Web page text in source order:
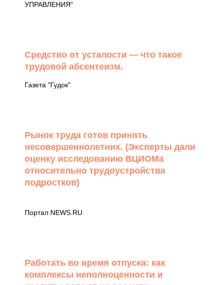
УПРАВЛЕНИЯ"
Средство от усталости — что такое
трудовой абсентеизм.
Газета "Гудок"
Рынок труда готов принять
несовершеннолетних. (Эксперты дали
оценку исследованию ВЦИОМа
относительно трудоустройства
подростков)
Портал NEWS.RU
Работать во время отпуска: как
комплексы неполноценности и